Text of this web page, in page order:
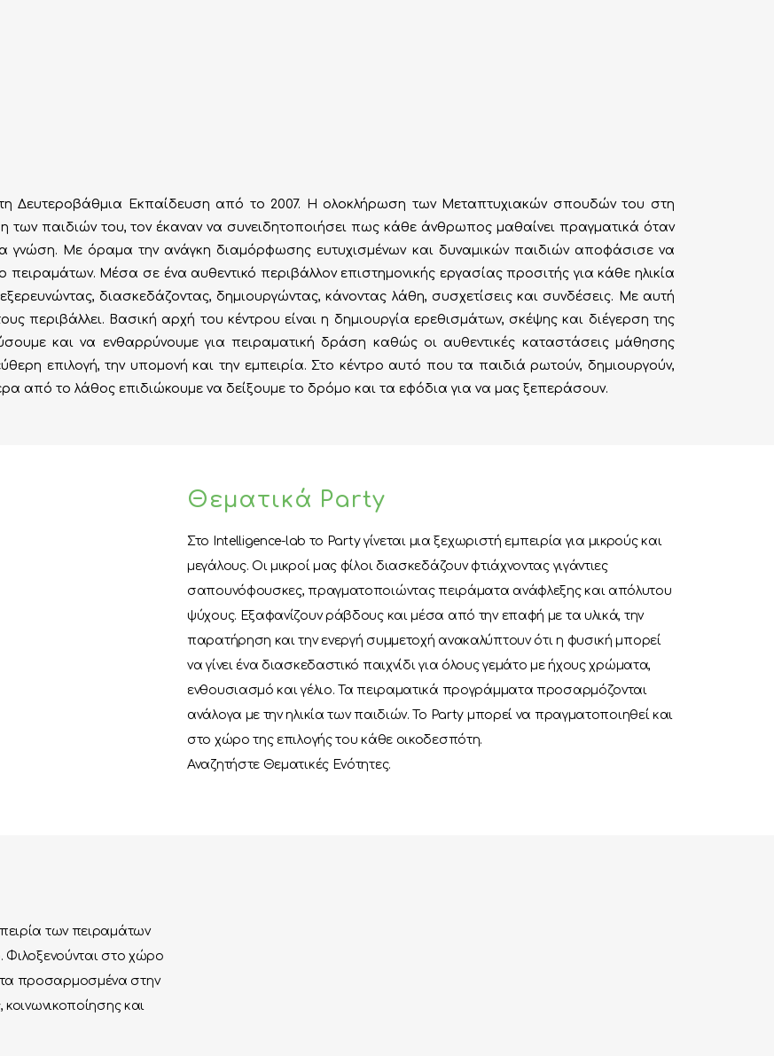
Δευτεροβάθμια Εκπαίδευση από το 2007. Η ολοκλήρωση των Μεταπτυχιακών σπουδών του στη
των παιδιών του, τον έκαναν να συνειδητοποιήσει πως κάθε άνθρωπος μαθαίνει πραγματικά όταν
γνώση. Με όραμα την ανάγκη διαμόρφωσης ευτυχισμένων και δυναμικών παιδιών αποφάσισε να
πειραμάτων. Μέσα σε ένα αυθεντικό περιβάλλον επιστημονικής εργασίας προσιτής για κάθε ηλικία
διασκεδάζοντας, δημιουργώντας, κάνοντας λάθη, συσχετίσεις και συνδέσεις. Με αυτή
περιβάλλει. Βασική αρχή του κέντρου είναι η δημιουργία ερεθισμάτων, σκέψης και διέγερση της
και να ενθαρρύνουμε για πειραματική δράση καθώς οι αυθεντικές καταστάσεις μάθησης
επιλογή, την υπομονή και την εμπειρία. Στο κέντρο αυτό που τα παιδιά ρωτούν, δημιουργούν,
από το λάθος επιδιώκουμε να δείξουμε το δρόμο και τα εφόδια για να μας ξεπεράσουν.
Θεματικά Party
Στο Intelligence-lab το Party γίνεται μια ξεχωριστή εμπειρία για μικρούς και
μεγάλους. Οι μικροί μας φίλοι διασκεδάζουν φτιάχνοντας γιγάντιες
σαπουνόφουσκες, πραγματοποιώντας πειράματα ανάφλεξης και απόλυτου
ψύχους. Εξαφανίζουν ράβδους και μέσα από την επαφή με τα υλικά, την
παρατήρηση και την ενεργή συμμετοχή ανακαλύπτουν ότι η φυσική μπορεί
να γίνει ένα διασκεδαστικό παιχνίδι για όλους γεμάτο με ήχους χρώματα,
ενθουσιασμό και γέλιο. Τα πειραματικά προγράμματα προσαρμόζονται
ανάλογα με την ηλικία των παιδιών. Το Party μπορεί να πραγματοποιηθεί και
στο χώρο της επιλογής του κάθε οικοδεσπότη.
Αναζητήστε Θεματικές Ενότητες.
των πειραμάτων
Φιλοξενούνται στο χώρο
προσαρμοσμένα στην
κοινωνικοποίησης και